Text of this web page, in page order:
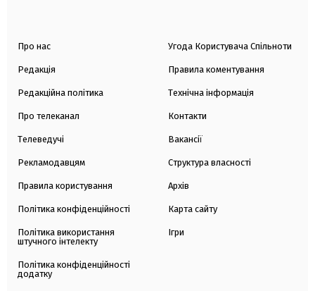
Про нас
Редакція
Редакційна політика
Про телеканал
Телеведучі
Рекламодавцям
Правила користування
Політика конфіденційності
Політика використання
штучного інтелекту
Політика конфіденційності
додатку
Угода Користувача Спільноти
Правила коментування
Технічна інформація
Контакти
Вакансії
Структура власності
Архів
Карта сайту
Ігри